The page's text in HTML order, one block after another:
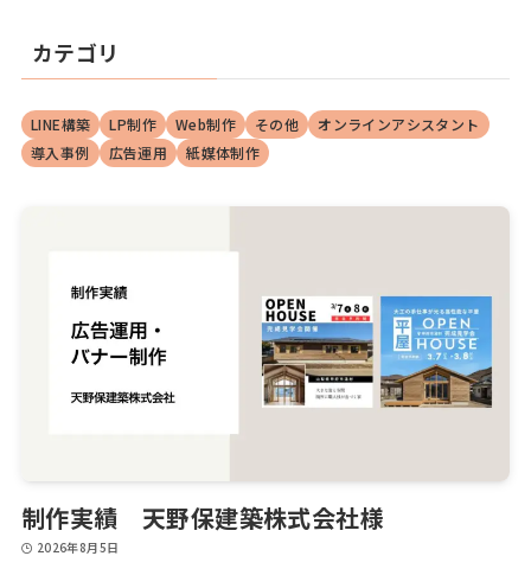
カテゴリ
LINE構築 LP制作 Web制作 その他
オンラインアシスタント
導入事例
広告運用 紙媒体制作
制作実績 天野保建築株式会社様
2026年8月5日